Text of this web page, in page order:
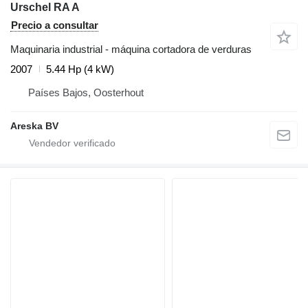
Urschel RA A
Precio a consultar
Maquinaria industrial - máquina cortadora de verduras
2007
5.44 Hp (4 kW)
Países Bajos, Oosterhout
Areska BV